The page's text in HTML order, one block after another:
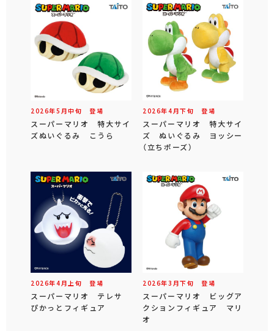
2026年5 月中旬 登場
スーパーマリオ 特大サイ
ズぬいぐるみ こうら
2026年4 月下旬 登場
スーパーマリオ 特大サイ
ズ ぬいぐるみ ヨッシー
（立ちポーズ）
2026年4 月 上旬 登場
スーパーマリオ テレサ
ぴかっとフィギュア
2026年3 月下旬 登場
スーパーマリオ ビッグア
クションフィギュア マリ
オ